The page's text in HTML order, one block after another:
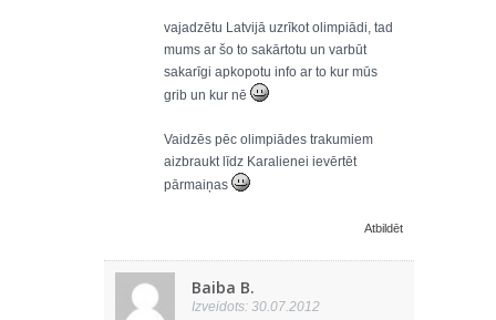
vajadzētu Latvijā uzrīkot olimpiādi, tad
mums ar šo to sakārtotu un varbūt
sakarīgi apkopotu info ar to kur mūs
grib un kur nē
Vaidzēs pēc olimpiādes trakumiem
aizbraukt līdz Karalienei ievērtēt
pārmaiņas
Atbildēt
Baiba B.
Izveidots: 30.07.2012